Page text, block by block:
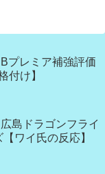
プレミア補強評価
付け】
島ドラゴンフライ
ワイ氏の反応】